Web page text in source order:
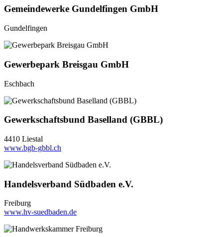
Gemeindewerke Gundelfingen GmbH
Gundelfingen
Gewerbepark Breisgau GmbH
Eschbach
Gewerkschaftsbund Baselland (GBBL)
4410 Liestal
www.bgb-gbbl.ch
Handelsverband Südbaden e.V.
Freiburg
www.hv-suedbaden.de